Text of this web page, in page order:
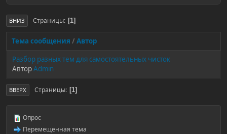
ВНИЗ Страницы 1
Тема сообщения / Автор
Разбор разных тем для самостоятельных чисток
АвторAdmin
ВВЕРХ Страницы 1
Опрос
Перемещенная тема